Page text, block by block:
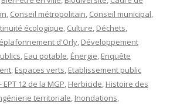
, Conseil métropolitain, Conseil municipal,
écologique, Culture, Déchets,
d'Orly, Développement
, Eau potable, Énergie, Enquête
, Espaces verts, Etablissement public
EPT 12 de la MGP, Herbicide, Histoire des
territoriale, Inondations,